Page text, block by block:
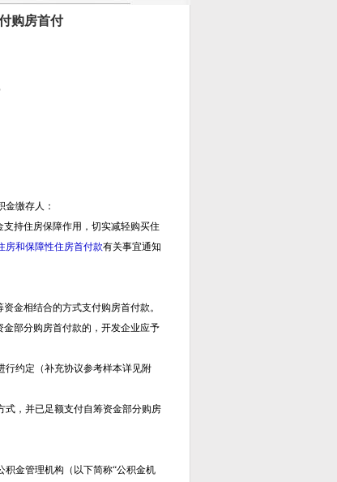
购房首付
金缴存人：
持住房保障作用，切实减轻购买住
房和保障性住房首付款有关事宜通知
资金相结合的方式支付购房首付款。
部分购房首付款的，开发企业应予
行约定（补充协议参考样本详见附
式，并已足额支付自筹资金部分购房
积金管理机构（以下简称“公积金机